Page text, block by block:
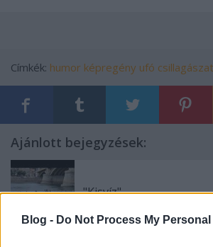
Blog - Do Not Process My
Címkék: humor képregény ufó csillagászat
Ajánlott bejegyzések:
"Kisvíz"